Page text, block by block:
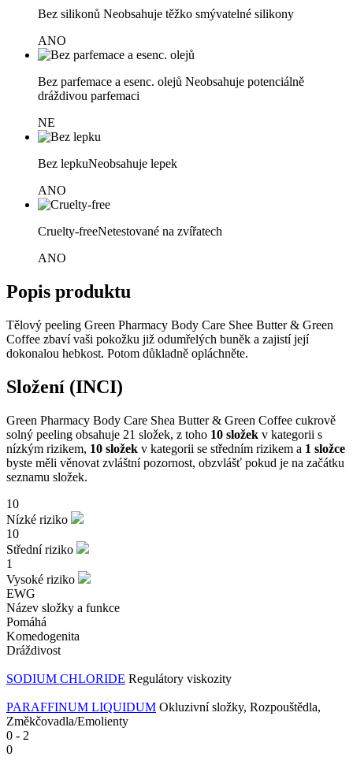
Bez silikonů Neobsahuje těžko smývatelné silikony
ANO
Bez parfemace a esenc. olejů Neobsahuje potenciálně
dráždivou parfemaci
NE
Bez lepkuNeobsahuje lepek
ANO
Cruelty-freeNetestované na zvířatech
ANO
Popis produktu
Tělový peeling Green Pharmacy Body Care Shee Butter & Green
Coffee zbaví vaši pokožku již odumřelých buněk a zajistí její
dokonalou hebkost. Potom důkladně opláchněte.
Složení (INCI)
Green Pharmacy Body Care Shea Butter & Green Coffee cukrově
solný peeling obsahuje 21 složek, z toho 10 složek v kategorii s
nízkým rizikem, 10 složek v kategorii se středním rizikem a 1 složce
byste měli věnovat zvláštní pozornost, obzvlášť pokud je na začátku
seznamu složek.
10
Nízké riziko
10
Střední riziko
1
Vysoké riziko
EWG
Název složky a funkce
Pomáhá
Komedogenita
Dráždivost
SODIUM CHLORIDE Regulátory viskozity
PARAFFINUM LIQUIDUM Okluzivní složky, Rozpouštědla,
Změkčovadla/Emolienty
0 - 2
0